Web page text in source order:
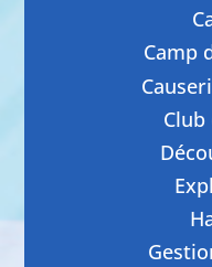
Camp
Club